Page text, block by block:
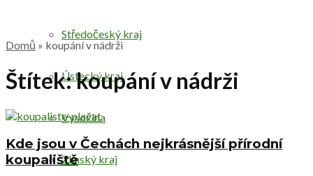
Středočeský kraj
Ústecký kraj
Vysočina
Zlínský kraj
Domů » koupání v nádrži
Štítek:koupání v nádrži
Kde jsou v Čechách nejkrásnější přírodní
koupaliště